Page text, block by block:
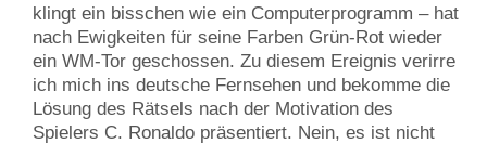
klingt ein bisschen wie ein Computerprogramm – hat
nach Ewigkeiten für seine Farben Grün-Rot wieder
ein WM-Tor geschossen. Zu diesem Ereignis verirre
ich mich ins deutsche Fernsehen und bekomme die
Lösung des Rätsels nach der Motivation des
Spielers C. Ronaldo präsentiert. Nein, es ist nicht